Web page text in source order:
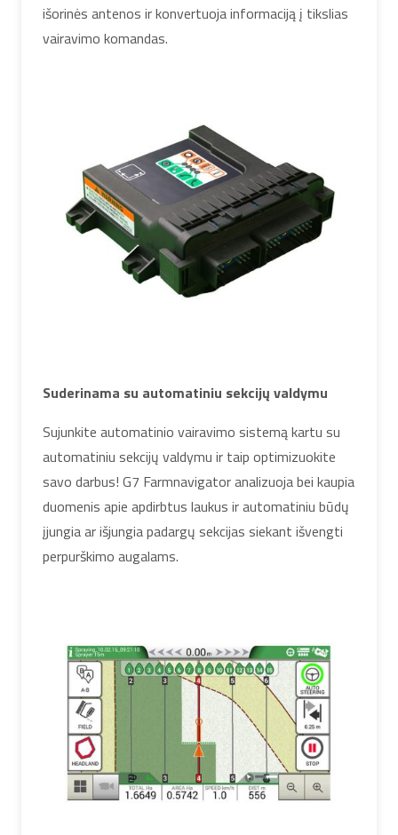
išorinės antenos ir konvertuoja informaciją į tikslias
vairavimo komandas.
Suderinama su automatiniu sekcijų valdymu
Sujunkite automatinio vairavimo sistemą kartu su
automatiniu sekcijų valdymu ir taip optimizuokite
savo darbus! G7 Farmnavigator analizuoja bei kaupia
duomenis apie apdirbtus laukus ir automatiniu būdų
įjungia ar išjungia padargų sekcijas siekant išvengti
perpurškimo augalams.